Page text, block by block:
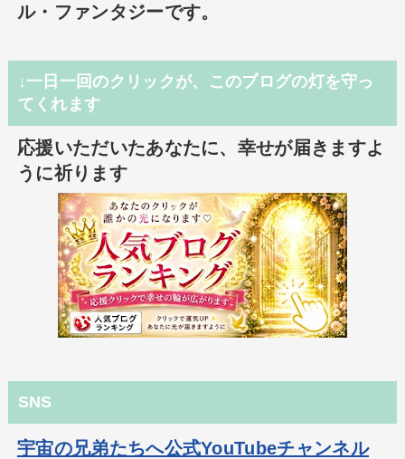
ル・ファンタジーです。
↓一日一回のクリックが、このブログの灯を守っ
てくれます
応援いただいたあなたに、幸せが届きますよ
うに祈ります
SNS
宇宙の兄弟たちへ公式YouTubeチャンネル